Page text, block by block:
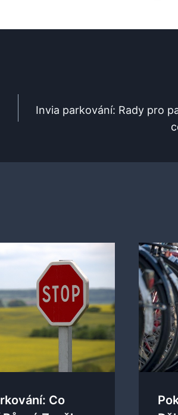
Invia parkování: Rady pro
Co